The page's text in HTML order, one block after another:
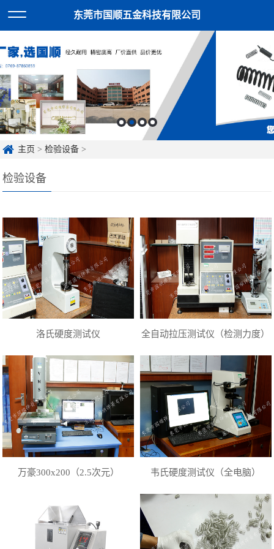
东莞市国顺五金科技有限公司
主页 >检验设备 >
检验设备
洛氏硬度测试仪 全自动拉压测试仪（检测力度）
万豪300x200（2.5次元） 韦氏硬度测试仪（全电脑）